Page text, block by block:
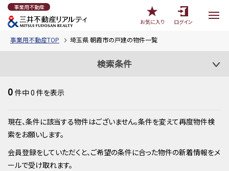
事業用不動産
お気に入り
ログイン
事業用不動産TOP 埼玉県 朝霞市の戸建の物件一覧
検索条件
0 件中0 件を表示
現在、条件に該当する物件はございません。条件を変えて再度物件検
索をお願いします。
会員登録をしていただくと、ご希望の条件に合った物件の新着情報をメ
ールで受け取れます。